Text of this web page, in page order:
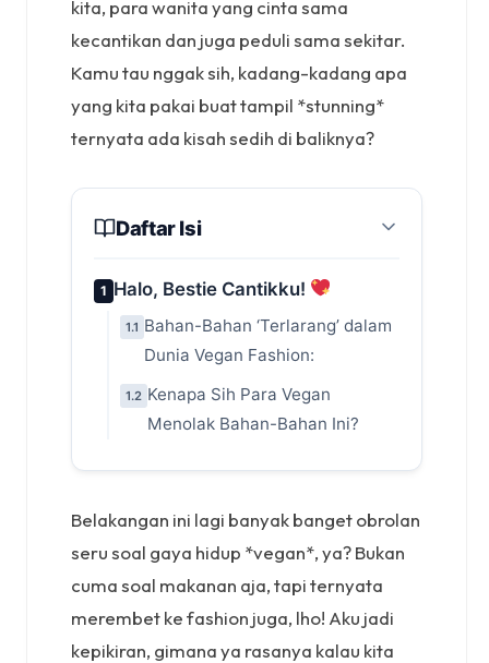
kita, para wanita yang cinta sama
kecantikan dan juga peduli sama sekitar.
Kamu tau nggak sih, kadang-kadang apa
yang kita pakai buat tampil *stunning*
ternyata ada kisah sedih di baliknya?
Daftar Isi
1 Halo, Bestie Cantikku!
1.1 Bahan-Bahan ‘Terlarang’ dalam
Dunia Vegan Fashion:
1.2 Kenapa Sih Para Vegan
Menolak Bahan-Bahan Ini?
Belakangan ini lagi banyak banget obrolan
seru soal gaya hidup *vegan*, ya? Bukan
cuma soal makanan aja, tapi ternyata
merembet ke fashion juga, lho! Aku jadi
kepikiran, gimana ya rasanya kalau kita